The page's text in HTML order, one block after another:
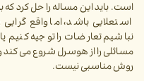
است. باید این مساله را حل کرد
استعلایی باشد، اما واقع گرایی
نباشیم تعارضات را توجیه کنیم
مسائلی را از هوسرل شروع می کند
روش مناسبی نیست.